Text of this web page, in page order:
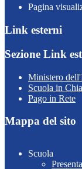
Pagina
Link esterni
Sezione Link
Ministero
Scuola in
Pago in Rete
Mappa del sito
Scuola